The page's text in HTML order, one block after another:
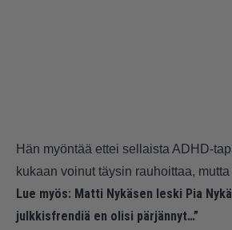
Hän myöntää ettei sellaista ADHD-
kukaan voinut täysin rauhoittaa,
Lue myös: Matti Nykäsen leski Pia
julkkisfrendiä en olisi pärjännyt…”